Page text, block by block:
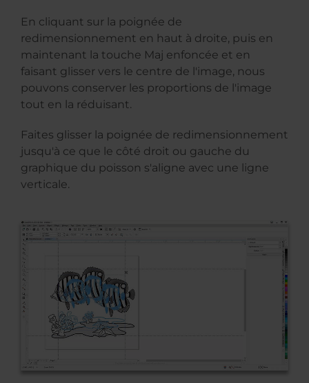
En cliquant sur la poignée de
redimensionnement en haut à droite, puis en
maintenant la touche Maj enfoncée et en
faisant glisser vers le centre de l'image, nous
pouvons conserver les proportions de l'image
tout en la réduisant.
Faites glisser la poignée de redimensionnement
jusqu'à ce que le côté droit ou gauche du
graphique du poisson s'aligne avec une ligne
verticale.